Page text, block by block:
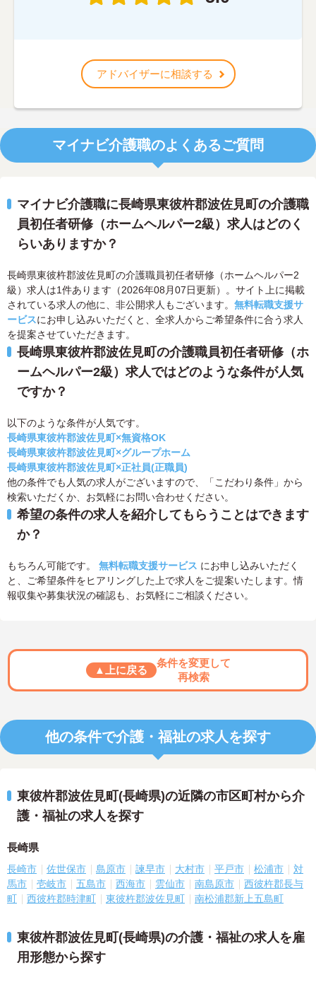
アドバイザーに相談する
マイナビ介護職のよくあるご質問
マイナビ介護職に長崎県東彼杵郡波佐見町の介護職
員初任者研修（ホームヘルパー2級）求人はどのく
らいありますか？
長崎県東彼杵郡波佐見町の介護職員初任者研修（ホームヘルパー2
級）求人は1件あります（2026年08月07日更新）。サイト上に掲載
されている求人の他に、非公開求人もございます。 無料転職支援サ
ービスにお申し込みいただくと、全求人からご希望条件に合う求人
を提案させていただきます。
長崎県東彼杵郡波佐見町の介護職員初任者研修（ホ
ームヘルパー2級）求人ではどのような条件が人気
ですか？
以下のような条件が人気です。
長崎県東彼杵郡波佐見町×無資格OK
長崎県東彼杵郡波佐見町×グループホーム
長崎県東彼杵郡波佐見町×正社員(正職員)
他の条件でも人気の求人がございますので、「こだわり条件」から
検索いただくか、お気軽にお問い合わせください。
希望の条件の求人を紹介してもらうことはできます
か？
もちろん可能です。 無料転職支援サービス にお申し込みいただく
と、ご希望条件をヒアリングした上で求人をご提案いたします。情
報収集や募集状況の確認も、お気軽にご相談ください。
▲上に戻る
条件を変更して
再検索
他の条件で介護・福祉の求人を探す
東彼杵郡波佐見町(長崎県)の近隣の市区町村から介
護・福祉の求人を探す
長崎県
長崎市 佐世保市 島原市 諫早市 大村市 平戸市 松浦市
対
馬市
壱岐市 五島市 西海市 雲仙市 南島原市
西彼杵郡長与
町
西彼杵郡時津町 東彼杵郡波佐見町 南松浦郡新上五島町
東彼杵郡波佐見町(長崎県)の介護・福祉の求人を雇
用形態から探す